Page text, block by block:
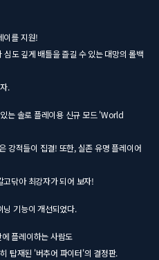
이를 지원!
도 깊게 배틀을 즐길 수 있는 대망의 롤백
.
는 솔로 플레이용 신규 모드 'World
강적들이 집결! 또한, 실존 유명 플레이어
닦아 최강자가 되어 보자!
닝 기능이 개선되었다.
플레이하는 사람도
탑재된 '버추어 파이터'의 결정판.